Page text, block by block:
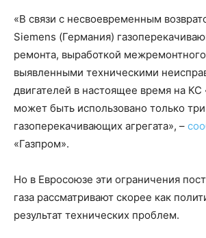
«В связи с несвоевременным
Siemens (Германия)
ремонта, выработкой
выявленными техническими
двигателей в настоящее время на КС
может быть использовано только три
газоперекачивающих агрегата», –
«Газпром».
Но в Евросоюзе эти ограничения
газа рассматривают скорее как
результат технических проблем.